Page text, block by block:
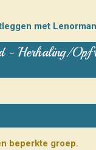
met
- Herhaling/
beperkte groep.